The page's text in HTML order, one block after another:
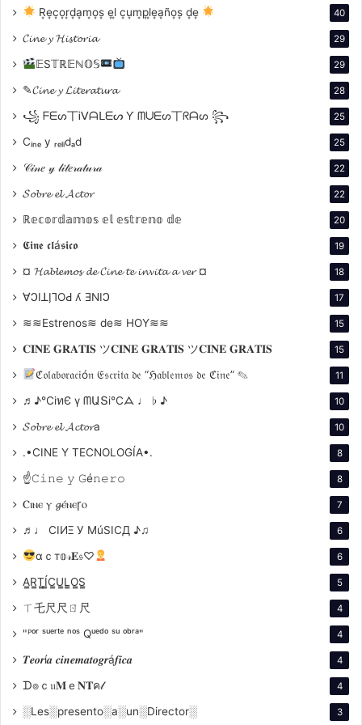
está triste” (1977), “Cervantes” (1980), “Crónica del
alba” (1983), “Tristeza de amor” (1986), “La huella del
“Pepe Carvalho” (1999) y “Cuéntame” (2003).
Falleció en Madrid a los 80 años a causa de un cáncer
de páncreas. Su legado en las artes escénicas y
cinematográficas perdura, siendo recordado por sus
contribuciones tanto en Uruguay como en Argentina y
Desde su primer coprotagónico con Narciso Ibáñez
Menta en “Procesado 1040”, dirigida por Rubén W.
Cavallotti, hasta 1974, año en que se estrenaron “Los
mayo, Vidarte actuó en 26 films. Luego, la dictadura lo
obligó a exiliarse.
R͙e͙c͙o͙r͙d͙a͙m͙o͙s͙ e͙l͙ c͙u͙m͙p͙l͙e͙a͙ño͙s͙ d͙e͙ 40
𝓒𝓲𝓷𝓮 𝔂 𝓗𝓲𝓼𝓽𝓸𝓻𝓲𝓪 29
𝔼S𝕋ℝ𝔼ℕ𝕆𝕊 29
✎𝓒𝓲𝓷𝓮 𝔂 𝓛𝓲𝓽𝓮𝓻𝓪𝓽𝓾𝓻𝓪 28
꧁ ᖴᗴᔕ丅Ꭵᐯᗩᒪᗴᔕ Ƴ ᗰᑌᗴᔕ丅ᖇᗩᔕ ꧂ 25
Cᵢₙₑ y ᵣₑₗᵢdₐd 25
𝒞𝒾𝓃𝑒 𝓎 𝓁𝒾𝓉𝑒𝓇𝒶𝓉𝓊𝓇𝒶 22
𝓢𝓸𝓫𝓻𝓮 𝓮𝓵 𝓐𝓬𝓽𝓸𝓻 22
ℝ𝕖𝕔𝕠𝕣𝕕𝕒𝕞𝕠𝕤 𝕖𝕝 𝕖𝕤𝕥𝕣𝕖𝕟𝕠 𝕕𝕖 20
𝕮𝖎𝖓𝖊 𝖈𝖑á𝖘𝖎𝖈𝖔 19
¤ 𝓗𝓪𝓫𝓵𝓮𝓶𝓸𝓼 𝓭𝓮 𝓒𝓲𝓷𝓮 𝓽𝓮 𝓲𝓷𝓿𝓲𝓽𝓪 𝓪 𝓿𝓮𝓻 ¤ 18
∀ϽIꓕI̗⅂OԀ ʎ ƎNIϽ 17
≋≋Estrenos≋ de≋ HOY≋≋ 15
𝐂𝐈𝐍𝐄 𝐆𝐑𝐀𝐓𝐈𝐒 ツ𝐂𝐈𝐍𝐄 𝐆𝐑𝐀𝐓𝐈𝐒 ツ𝐂𝐈𝐍𝐄 𝐆𝐑𝐀𝐓𝐈𝐒 15
ℭ𝔬𝔩𝔞𝔟𝔬𝔯𝔞𝔠𝔦ó𝔫 𝔈𝔰𝔠𝔯𝔦𝔱𝔞 𝔡𝔢 “ℌ𝔞𝔟𝔩𝔢𝔪𝔬𝔰 𝔡𝔢 ℭ𝔦𝔫𝔢” ✎ 11
♬♪℃іทЄ ү ᗰԱՏі℃ᗋ ♩ ♭ ♪ 10
𝓢𝓸𝓫𝓻𝓮 𝓮𝓵 𝓐𝓬𝓽𝓸𝓻a 10
.•CINE Y TECNOLOGÍA•. 8
☝𝙲𝚒𝚗𝚎 𝚢 𝙶é𝚗𝚎𝚛𝚘 8
Ⲥⲓⲛⲉ ⲩ 𝓰ⲉ́ⲛⲉꞅⲟ 7
♬♩ CIИΞ У MúSICД ♪♫ 6
αｃт𝕠𝓇𝐄𝔰♡ 6
A̳R̳T̳Í̳C̳U̳L̳O̳S̳ 5
ㄒ乇尺尺ㄖ尺 4
"ᴾᵒʳ ˢᵘᵉʳᵗᵉ ⁿᵒˢ Qᵘᵉᵈᵒ ˢᵘ ᵒᵇʳᵃ" 4
𝑻𝒆𝒐𝒓í𝒂 𝒄𝒊𝒏𝒆𝒎𝒂𝒕𝒐𝒈𝒓á𝒇𝒊𝒄𝒂 4
ᗪ๏ｃ𝔲𝐌ｅ𝐍𝐓ค𝓁 4
░Les░presento░a░un░Director░ 3